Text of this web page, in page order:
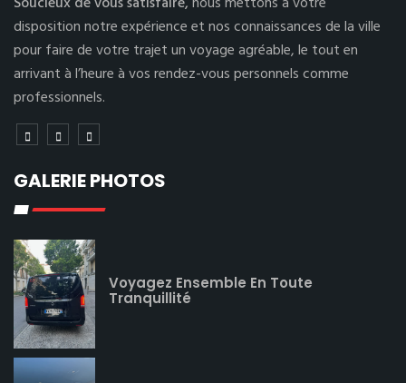
disposition notre expérience et nos connaissances de la ville
pour faire de votre trajet un voyage agréable, le tout en
arrivant à l’heure à vos rendez-vous personnels comme
professionnels.
GALERIE PHOTOS
Voyagez Ensemble En Toute
Tranquillité